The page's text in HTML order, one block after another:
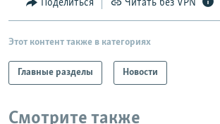
Поделиться Читать без VPN
Этот контент также в категориях
Главные разделы Новости
Смотрите также